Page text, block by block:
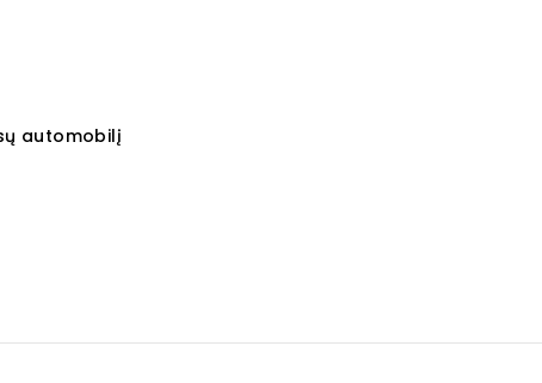
automobilį